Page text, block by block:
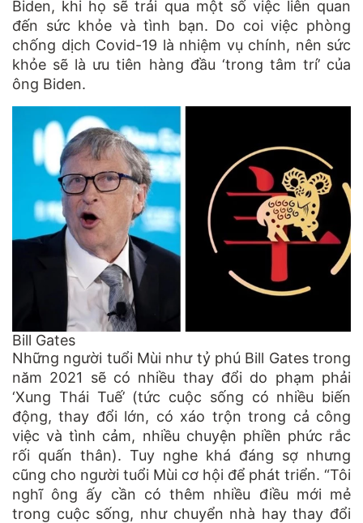
Biden, khi họ sẽ trải qua một số việc liên quan
đến sức khỏe và tình bạn. Do coi việc phòng
chống dịch Covid-19 là nhiệm vụ chính, nên sức
khỏe sẽ là ưu tiên hàng đầu ‘trong tâm trí’ của
ông Biden.
Bill Gates
Những người tuổi Mùi như tỷ phú Bill Gates trong
năm 2021 sẽ có nhiều thay đổi do phạm phải
‘Xung Thái Tuế’ (tức cuộc sống có nhiều biến
động, thay đổi lớn, có xáo trộn trong cả công
việc và tình cảm, nhiều chuyện phiền phức rắc
rối quấn thân). Tuy nghe khá đáng sợ nhưng
cũng cho người tuổi Mùi cơ hội để phát triển. “Tôi
nghĩ ông ấy cần có thêm nhiều điều mới mẻ
trong cuộc sống, như chuyển nhà hay thay đổi